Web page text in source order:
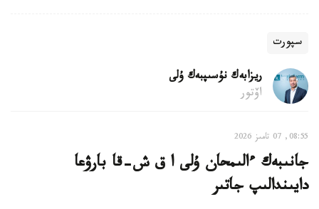
سپورت
ريزابەك نۇسىپبەك ۇلى
اۆتور
08:55, 07 تامىز 2026
جانىبەك ءالىمحان ۇلى ا ق ش-قا بارۋعا
دايىندالىپ جاتىر